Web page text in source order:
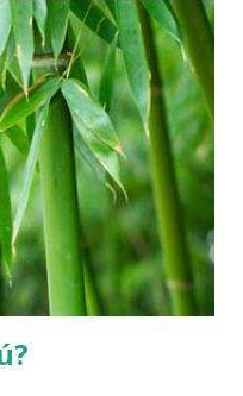
grapadora se unen las
las botellas Tejas unidas
filtraciones de agua
realizan una gran cantidad
y se ama...